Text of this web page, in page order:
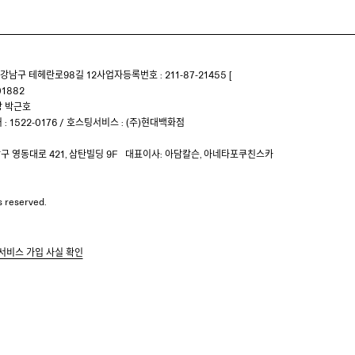
남구 테헤란로98길 12사업자등록번호 : 211-87-21455 [
박근호
: 1522-0176 / 호스팅서비스 : (주)현대백화점
영동대로 421, 삼탄빌딩 9F
대표이사: 아담칼슨, 아네타포쿠친스카
reserved.
비스 가입 사실 확인